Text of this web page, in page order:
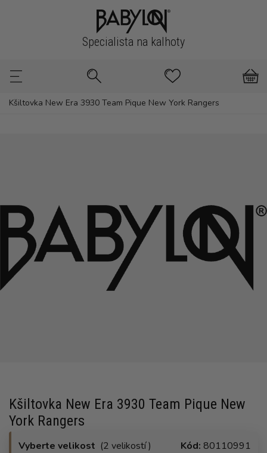
Specialista na kalhoty
Kšiltovka New Era 3930 Team Pique New York Rangers
Kšiltovka New Era 3930 Team Pique New
York Rangers
Vyberte velikost (2 velikostí ) Kód: 80110991